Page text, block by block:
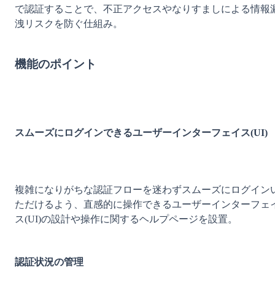
で認証することで、不正アクセスやなりすましによる情報
洩リスクを防ぐ仕組み。
機能のポイント
スムーズにログインできるユーザーインターフェイス(UI)
複雑になりがちな認証フローを迷わずスムーズにログイン
ただけるよう、直感的に操作できるユーザーインターフェ
ス(UI)の設計や操作に関するヘルプページを設置。
認証状況の管理